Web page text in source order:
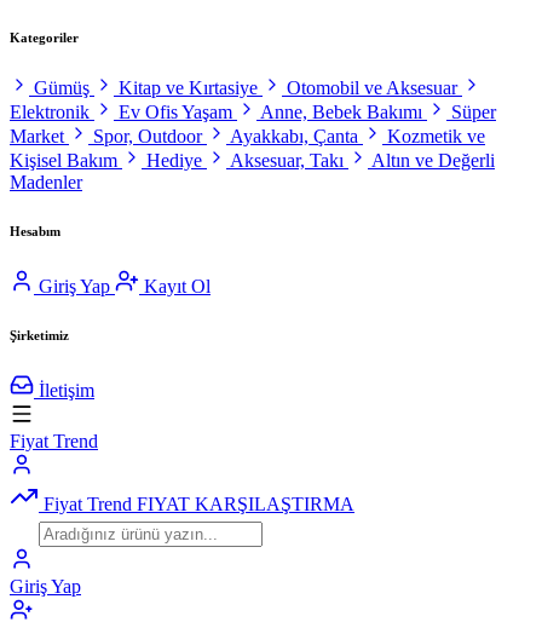
Kategoriler
Gümüş Kitap ve Kırtasiye
Otomobil ve Aksesuar
Elektronik
Ev Ofis Yaşam Anne, Bebek Bakımı
Süper
Market
Spor, Outdoor Ayakkabı, Çanta
Kozmetik ve
Kişisel Bakım
Hediye Aksesuar, Takı
Altın ve Değerli
Madenler
Hesabım
Giriş Yap Kayıt Ol
Şirketimiz
İletişim
Fiyat Trend
Fiyat Trend FIYAT KARŞILAŞTIRMA
Giriş Yap